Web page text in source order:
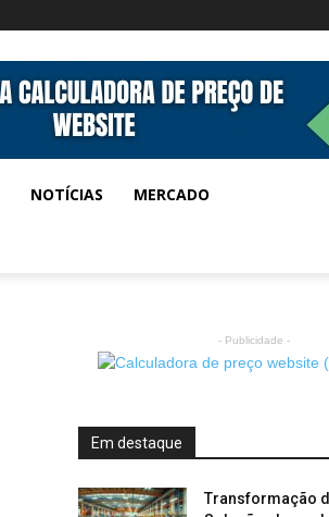
NOTÍCIAS MERCADO
- Publicidade -
Em destaque
Transformação